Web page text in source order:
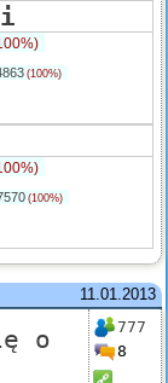
(100%)
(100%)
11.01.2013
777
8
o